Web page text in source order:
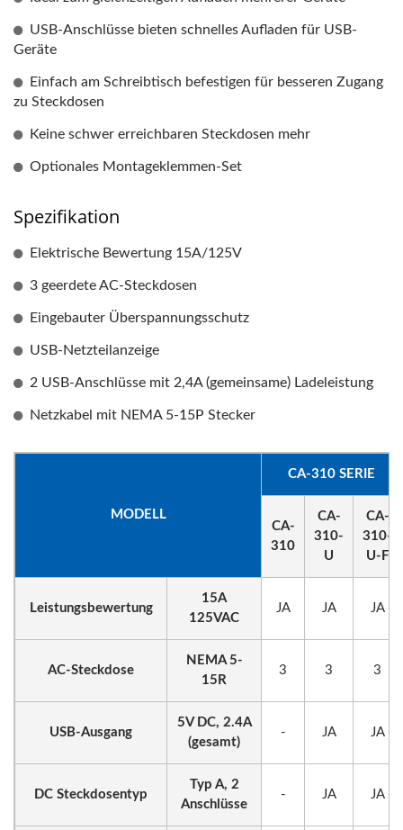
USB-Anschlüsse bieten schnelles Aufladen für USB-
Geräte
Einfach am Schreibtisch befestigen für besseren Zugang
zu Steckdosen
Keine schwer erreichbaren Steckdosen mehr
Optionales Montageklemmen-Set
Spezifikation
Elektrische Bewertung 15A/125V
3 geerdete AC-Steckdosen
Eingebauter Überspannungsschutz
USB-Netzteilanzeige
2 USB-Anschlüsse mit 2,4A (gemeinsame) Ladeleistung
Netzkabel mit NEMA 5-15P Stecker
MODELL
CA-310 SERIE
CA-
310
CA-
310-
U
CA-
310-
U-F
Leistungsbewertung
15A
125VAC
JA JA JA
AC-Steckdose
NEMA 5-
15R
3 3 3
USB-Ausgang
5V DC, 2.4A
(gesamt)
- JA JA
DC Steckdosentyp
Typ A, 2
Anschlüsse
- JA JA